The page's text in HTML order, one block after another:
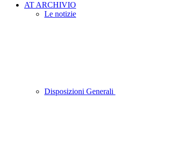
AT ARCHIVIO
Le notizie
Disposizioni Generali